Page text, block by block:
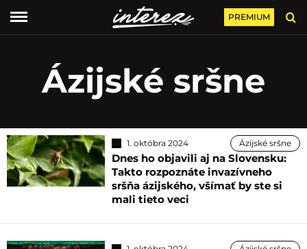
PREMIUM
Ázijské sršne
1. októbra 2024 Ázijské sršne
Dnes ho objavili aj na Slovensku:
Takto rozpoznáte invazívneho
sršňa ázijského, všímať by ste si
mali tieto veci